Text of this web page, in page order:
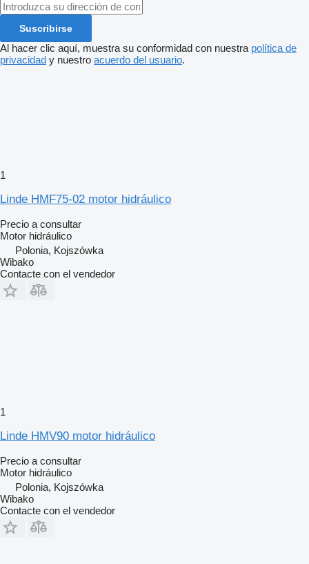
Suscribirse
Al hacer clic aquí, muestra su conformidad con nuestra política de
privacidad y nuestro acuerdo del usuario.
1
Linde HMF75-02 motor hidráulico
Precio a consultar
Motor hidráulico
Polonia, Kojszówka
Wibako
Contacte con el vendedor
1
Linde HMV90 motor hidráulico
Precio a consultar
Motor hidráulico
Polonia, Kojszówka
Wibako
Contacte con el vendedor